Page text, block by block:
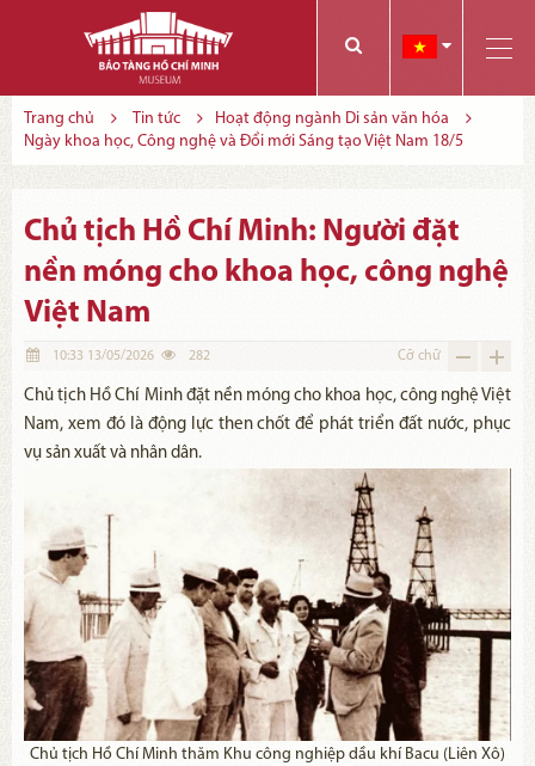
Trang chủ Tin tức
Hoạt động ngành Di sản văn hóa
Ngày khoa học, Công nghệ và Đổi mới Sáng tạo Việt Nam 18/5
Chủ tịch Hồ Chí Minh: Người đặt
nền móng cho khoa học, công nghệ
Việt Nam
10:33 13/05/2026 282 Cỡ chữ
Chủ tịch Hồ Chí Minh đặt nền móng cho khoa học, công nghệ Việt
Nam, xem đó là động lực then chốt để phát triển đất nước, phục
vụ sản xuất và nhân dân.
Chủ tịch Hồ Chí Minh thăm Khu công nghiệp dầu khí Bacu (Liên Xô)